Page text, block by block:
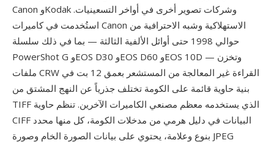
Canon وKodak وشركات تصوير أخرى في أواخر التسعينيات.
استُخدمت في كاميرات Canon الاستهلاكية وشبه الاحترافية من
حوالي 1998 حتى أوائل الألفية الثالثة — بما في ذلك سلسلة
PowerShot G وEOS D30 وEOS D60 وEOS 10D — وتخزن
ملفات CRW القراءة غير المعالجة من المستشعر بعمق 12 بت في
بنية حاوية قائمة على الكومة تختلف جذرياً عن النهج المشتق من
TIFF الذي يستخدمه معظم مصنعي الكاميرات الآخرين. تنظم حاوية
CIFF البيانات في دليل هرمي من مدخلات الكومة، كل منها محدد
بنوع وعلامة، يحتوي على بيانات الصورة الخام وصورة JPEG